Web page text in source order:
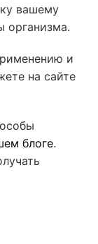
вашему
организма.
и
на сайте
блоге.